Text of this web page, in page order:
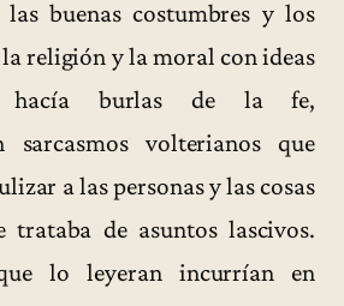
las buenas costumbres y los
religión y la moral con ideas
hacía burlas de la fe,
sarcasmos volterianos que
a las personas y las cosas
trataba de asuntos lascivos.
lo leyeran incurrían en